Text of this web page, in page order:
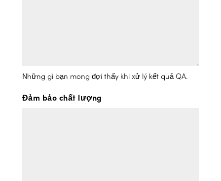
Những gì bạn mong đợi thấy khi xử lý kết quả QA.
Đảm bảo chất lượng